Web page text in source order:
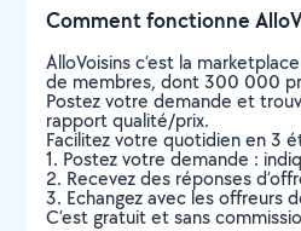
Comment fonctionne
AlloVoisins c’est la
de membres, dont 300 000
Postez votre demande et
rapport qualité/prix.
Facilitez votre quotidien en 3
1. Postez votre demande :
2. Recevez des réponses
3. Echangez avec les offreurs
C’est gratuit et sans